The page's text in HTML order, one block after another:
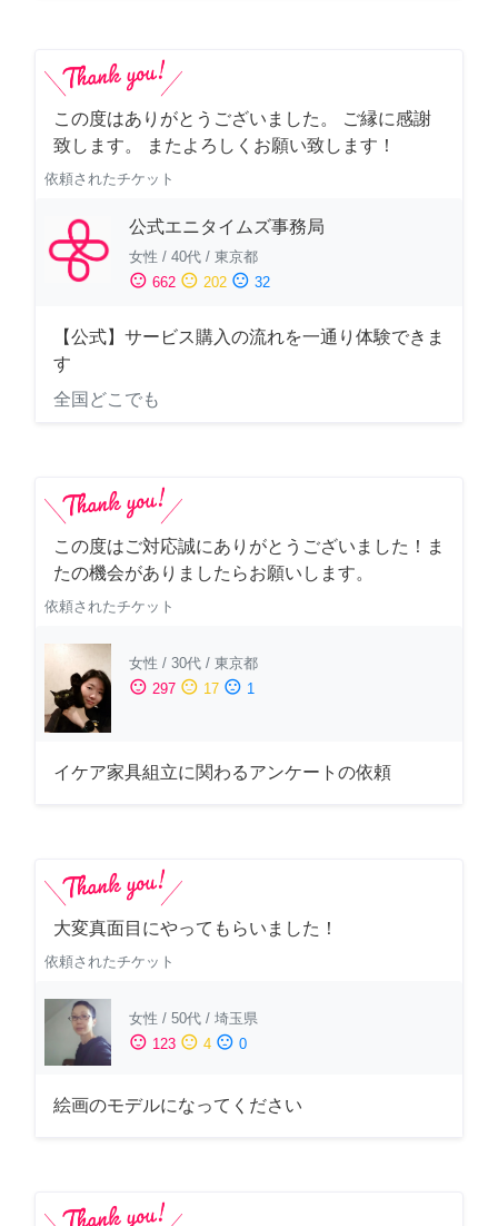
この度はありがとうございました。 ご縁に感謝
致します。 またよろしくお願い致します！
依頼されたチケット
公式エニタイムズ事務局
女性 / 40代 / 東京都
sentiment_satisfied 662 sentiment_neutral 202 sentiment_dissatisfied 32
【公式】サービス購入の流れを一通り体験できま
す
全国どこでも
この度はご対応誠にありがとうございました！ま
たの機会がありましたらお願いします。
依頼されたチケット
女性 / 30代 / 東京都
sentiment_satisfied 297 sentiment_neutral 17 sentiment_dissatisfied 1
イケア家具組立に関わるアンケートの依頼
大変真面目にやってもらいました！
依頼されたチケット
女性 / 50代 / 埼玉県
sentiment_satisfied 123 sentiment_neutral 4 sentiment_dissatisfied 0
絵画のモデルになってください